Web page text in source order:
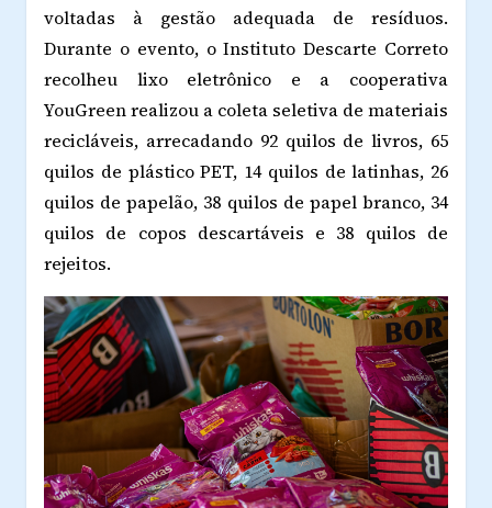
voltadas à gestão adequada de resíduos.
Durante o evento, o Instituto Descarte Correto
recolheu lixo eletrônico e a cooperativa
YouGreen realizou a coleta seletiva de materiais
recicláveis, arrecadando 92 quilos de livros, 65
quilos de plástico PET, 14 quilos de latinhas, 26
quilos de papelão, 38 quilos de papel branco, 34
quilos de copos descartáveis e 38 quilos de
rejeitos.